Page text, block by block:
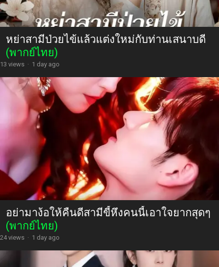
หย่าสามีป่วยไข้แล้วแต่งใหม่กับท่านเสนาบดี
(พากย์ไทย)
13 views · 1 day ago
อย่ามาง้อให้คืนดีสามีขี้หึงคนนี้เอาใจยากสุดๆ
(พากย์ไทย)
24 views · 1 day ago